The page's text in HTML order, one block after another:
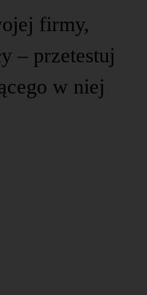
firmy,
– przetestuj
w niej